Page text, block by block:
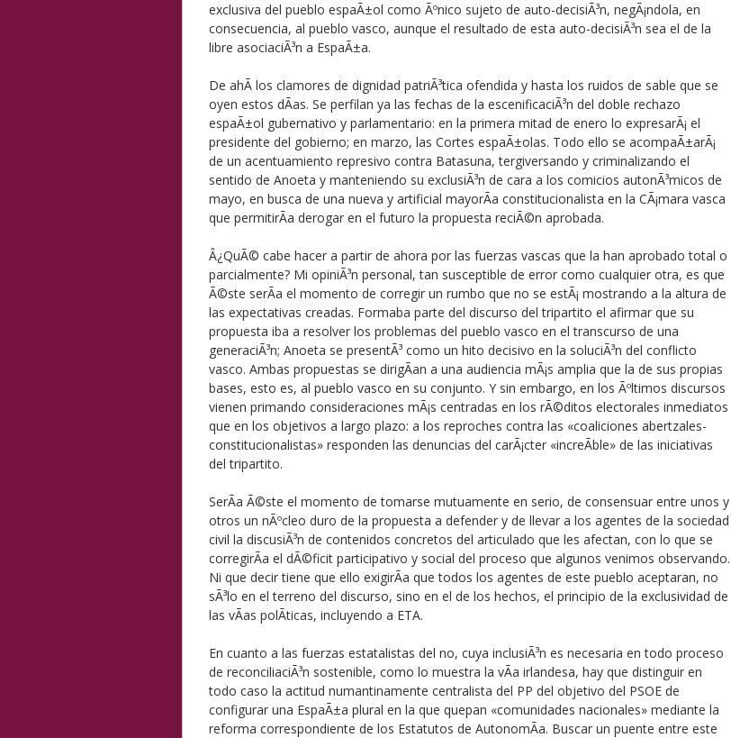
exclusiva del pueblo espaÃ±ol como Ãºnico sujeto de auto-decisiÃ³n, negÃ¡ndola, en
consecuencia, al pueblo vasco, aunque el resultado de esta auto-decisiÃ³n sea el de la
libre asociaciÃ³n a EspaÃ±a.
De ahÃ­ los clamores de dignidad patriÃ³tica ofendida y hasta los ruidos de sable que se
oyen estos dÃ­as. Se perfilan ya las fechas de la escenificaciÃ³n del doble rechazo
espaÃ±ol gubernativo y parlamentario: en la primera mitad de enero lo expresarÃ¡ el
presidente del gobierno; en marzo, las Cortes espaÃ±olas. Todo ello se acompaÃ±arÃ¡
de un acentuamiento represivo contra Batasuna, tergiversando y criminalizando el
sentido de Anoeta y manteniendo su exclusiÃ³n de cara a los comicios autonÃ³micos de
mayo, en busca de una nueva y artificial mayorÃ­a constitucionalista en la CÃ¡mara vasca
que permitirÃ­a derogar en el futuro la propuesta reciÃ©n aprobada.
Â¿QuÃ© cabe hacer a partir de ahora por las fuerzas vascas que la han aprobado total o
parcialmente? Mi opiniÃ³n personal, tan susceptible de error como cualquier otra, es que
Ã©ste serÃ­a el momento de corregir un rumbo que no se estÃ¡ mostrando a la altura de
las expectativas creadas. Formaba parte del discurso del tripartito el afirmar que su
propuesta iba a resolver los problemas del pueblo vasco en el transcurso de una
generaciÃ³n; Anoeta se presentÃ³ como un hito decisivo en la soluciÃ³n del conflicto
vasco. Ambas propuestas se dirigÃ­an a una audiencia mÃ¡s amplia que la de sus propias
bases, esto es, al pueblo vasco en su conjunto. Y sin embargo, en los Ãºltimos discursos
vienen primando consideraciones mÃ¡s centradas en los rÃ©ditos electorales inmediatos
que en los objetivos a largo plazo: a los reproches contra las «coaliciones abertzales-
constitucionalistas» responden las denuncias del carÃ¡cter «increÃ­ble» de las iniciativas
del tripartito.
SerÃ­a Ã©ste el momento de tomarse mutuamente en serio, de consensuar entre unos y
otros un nÃºcleo duro de la propuesta a defender y de llevar a los agentes de la sociedad
civil la discusiÃ³n de contenidos concretos del articulado que les afectan, con lo que se
corregirÃ­a el dÃ©ficit participativo y social del proceso que algunos venimos observando.
Ni que decir tiene que ello exigirÃ­a que todos los agentes de este pueblo aceptaran, no
sÃ³lo en el terreno del discurso, sino en el de los hechos, el principio de la exclusividad de
las vÃ­as polÃ­ticas, incluyendo a ETA.
En cuanto a las fuerzas estatalistas del no, cuya inclusiÃ³n es necesaria en todo proceso
de reconciliaciÃ³n sostenible, como lo muestra la vÃ­a irlandesa, hay que distinguir en
todo caso la actitud numantinamente centralista del PP del objetivo del PSOE de
configurar una EspaÃ±a plural en la que quepan «comunidades nacionales» mediante la
reforma correspondiente de los Estatutos de AutonomÃ­a. Buscar un puente entre este